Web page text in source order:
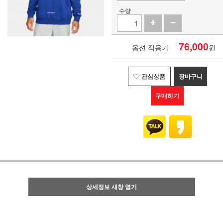
수량
옵션 적용가 76,000원
관심상품 장바구니
구매하기
상세정보 새창 열기